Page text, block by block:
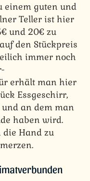
einem guten und
Teller ist hier
und 20€ zu
den Stückpreis
immer noch
erhält man hier
Essgeschirr,
an dem man
haben wird.
Hand zu